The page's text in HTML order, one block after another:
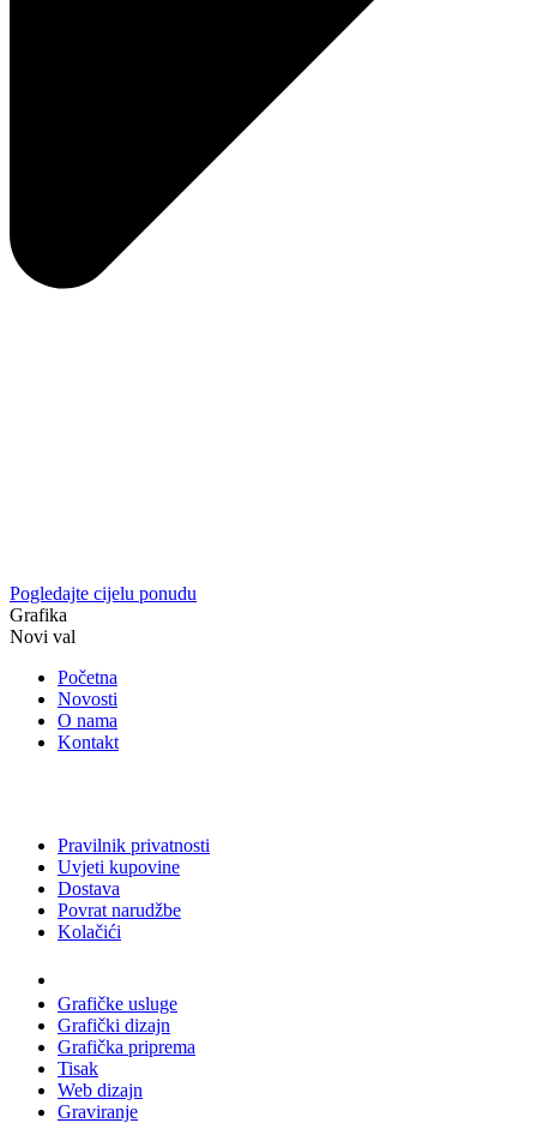
Pogledajte cijelu ponudu
Grafika
Novi val
Početna
Novosti
O nama
Kontakt
Pravilnik privatnosti
Uvjeti kupovine
Dostava
Povrat narudžbe
Kolačići
Grafičke usluge
Grafički dizajn
Grafička priprema
Tisak
Web dizajn
Graviranje